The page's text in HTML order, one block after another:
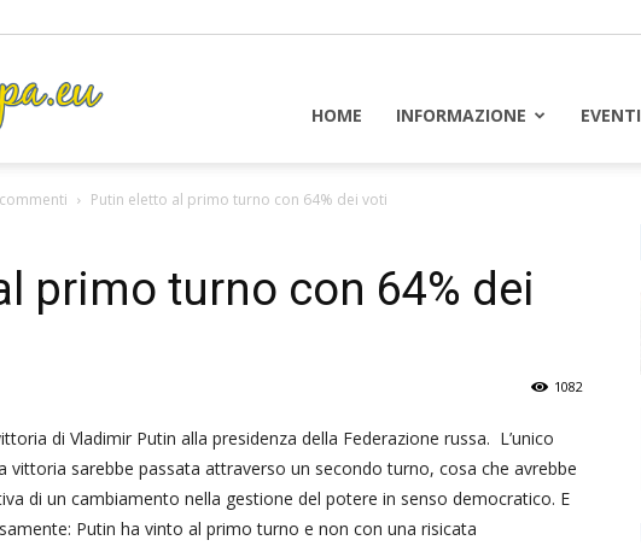
HOME INFORMAZIONE EVENTI
Putin eletto al primo turno con 64% dei voti
primo turno con 64% dei
1082
di Vladimir Putin alla presidenza della Federazione russa. L’unico
vittoria sarebbe passata attraverso un secondo turno, cosa che avrebbe
di un cambiamento nella gestione del potere in senso democratico. E
: Putin ha vinto al primo turno e non con una risicata